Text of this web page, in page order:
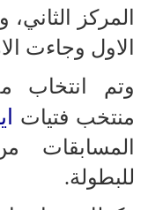
المركز
الاول وجاءت
وتم انتخاب
منتخب فتيات
المسابقات
للبطولة.